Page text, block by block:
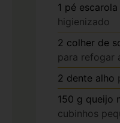
1 pé escarola
higienizado
2 colher de
para refogar
2 dente alho
150 g queijo
cubinhos